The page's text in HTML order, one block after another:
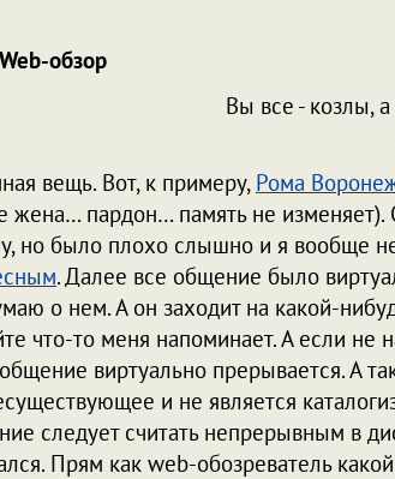
Web-обзор
Вы все - козлы,
вещь. Вот, к примеру, Рома
пардон… память не
но было плохо слышно и я вообще
. Далее все общение было
о нем. А он заходит на какой-
что-то меня напоминает. А если не
виртуально прерывается. А
и не является
следует считать непрерывным в
Прям как web-обозреватель